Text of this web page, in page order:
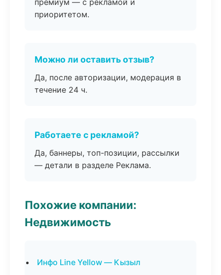
премиум — с рекламой и
приоритетом.
Можно ли оставить отзыв?
Да, после авторизации, модерация в
течение 24 ч.
Работаете с рекламой?
Да, баннеры, топ-позиции, рассылки
— детали в разделе Реклама.
Похожие компании:
Недвижимость
Инфо Line Yellow — Кызыл